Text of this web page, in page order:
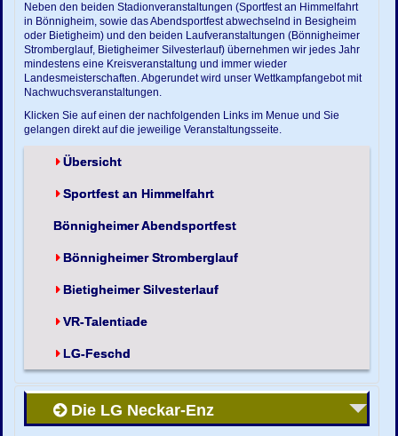
Neben den beiden Stadionveranstaltungen (Sportfest an Himmelfahrt
in Bönnigheim, sowie das Abendsportfest abwechselnd in Besigheim
oder Bietigheim) und den beiden Laufveranstaltungen (Bönnigheimer
Stromberglauf, Bietigheimer Silvesterlauf) übernehmen wir jedes Jahr
mindestens eine Kreisveranstaltung und immer wieder
Landesmeisterschaften. Abgerundet wird unser Wettkampfangebot mit
Nachwuchsveranstaltungen.
Klicken Sie auf einen der nachfolgenden Links im Menue und Sie
gelangen direkt auf die jeweilige Veranstaltungsseite.
Übersicht
Sportfest an Himmelfahrt
Bönnigheimer Abendsportfest
Bönnigheimer Stromberglauf
Bietigheimer Silvesterlauf
VR-Talentiade
LG-Feschd
Die LG Neckar-Enz